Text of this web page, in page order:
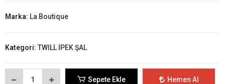
Marka: La Boutique
Kategori: TWILL İPEK ŞAL
Sepete Ekle Hemen Al